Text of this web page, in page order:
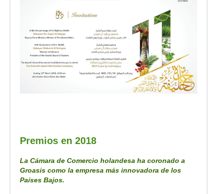
Premios en 2018
La Cámara de Comercio holandesa ha coronado a
Groasis como la empresa más innovadora de los
Países Bajos.